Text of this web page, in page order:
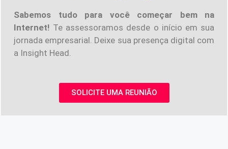
Sabemos tudo para você começar bem na
Internet! Te assessoramos desde o início em sua
jornada empresarial. Deixe sua presença digital com
a Insight Head.
SOLICITE UMA REUNIÃO